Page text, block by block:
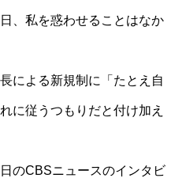
、私を惑わせることはなか
による新規制に「たとえ自
に従うつもりだと付け加え
のCBSニュースのインタビ